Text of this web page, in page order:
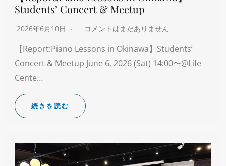
Students’ Concert & Meetup
2026年6月10日 コメントはまだありません
【Report:Piano Lessons in Okinawa】Students’
Concert & Meetup June 6, 2026 (Sat) 14:00〜@Life
Cente…
続きを読む